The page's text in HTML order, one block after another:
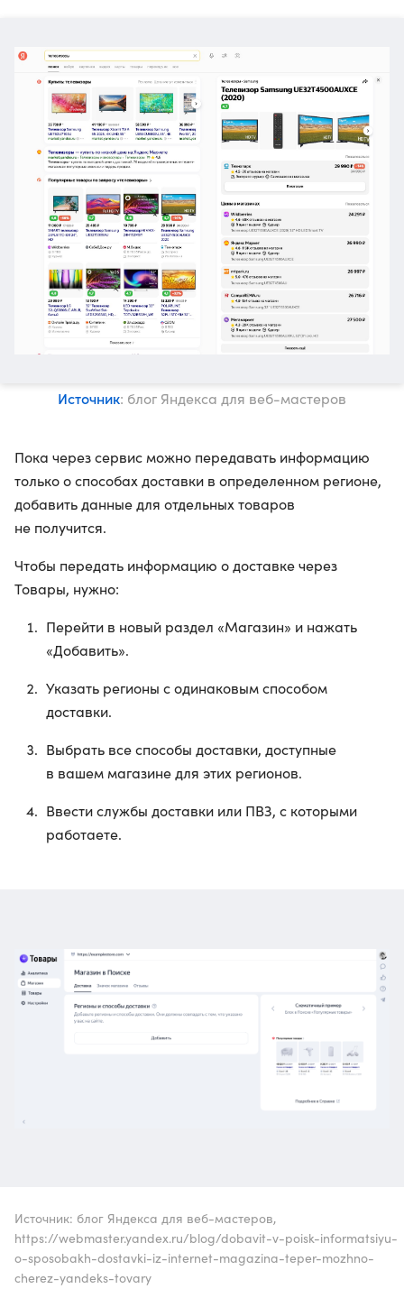
Источник: блог Яндекса для веб-мастеров
Пока через сервис можно передавать информацию
только о способах доставки в определенном регионе,
добавить данные для отдельных товаров
не получится.
Чтобы передать информацию о доставке через
Товары, нужно:
Перейти в новый раздел «Магазин» и нажать
«Добавить».
Указать регионы с одинаковым способом
доставки.
Выбрать все способы доставки, доступные
в вашем магазине для этих регионов.
Ввести службы доставки или ПВЗ, с которыми
работаете.
Источник: блог Яндекса для веб-мастеров,
https://webmaster.yandex.ru/blog/dobavit-v-poisk-informatsiyu-
o-sposobakh-dostavki-iz-internet-magazina-teper-mozhno-
cherez-yandeks-tovary